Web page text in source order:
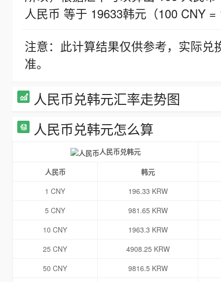
人民币 等于 19633韩元（100 CNY =
注意：此计算结果仅供参考，实际
准。
人民币兑韩元汇率走势图
人民币兑韩元怎么算
人民币兑韩元
人民币
韩元
1 CNY
196.33 KRW
5 CNY
981.65 KRW
10 CNY
1963.3 KRW
25 CNY
4908.25 KRW
50 CNY
9816.5 KRW